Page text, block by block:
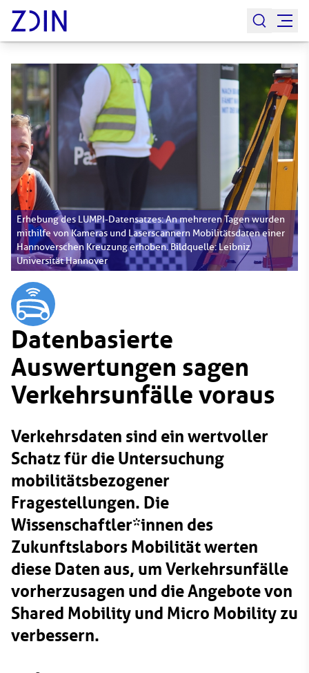
Erhebung des LUMPI-Datensatzes: An mehreren Tagen wurden
mithilfe von Kameras und Laserscannern Mobilitätsdaten einer
Hannoverschen Kreuzung erhoben. Bildquelle: Leibniz
Universität Hannover
Datenbasierte
Auswertungen sagen
Verkehrsunfälle voraus
Verkehrsdaten sind ein wertvoller
Schatz für die Untersuchung
mobilitätsbezogener
Fragestellungen. Die
Wissenschaftler*innen des
Zukunftslabors Mobilität werten
diese Daten aus, um Verkehrsunfälle
vorherzusagen und die Angebote von
Shared Mobility und Micro Mobility zu
verbessern.